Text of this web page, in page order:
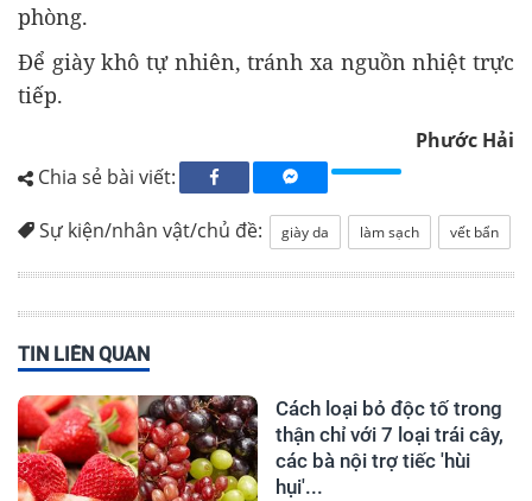
phòng.
Để giày khô tự nhiên, tránh xa nguồn nhiệt trực
tiếp.
Phước Hải
Chia sẻ bài viết:
Sự kiện/nhân vật/chủ đề: giày da làm sạch vết bẩn
TIN LIÊN QUAN
Cách loại bỏ độc tố trong
thận chỉ với 7 loại trái cây,
các bà nội trợ tiếc 'hùi
hụi'...